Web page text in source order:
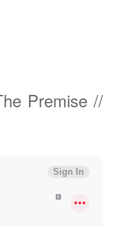
Premise //